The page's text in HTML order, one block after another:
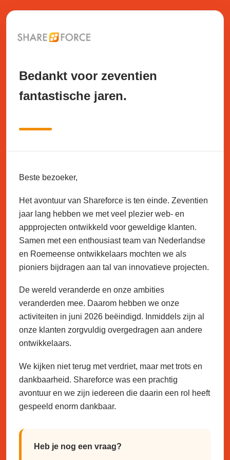
Bedankt voor zeventien
fantastische jaren.
Beste bezoeker,
Het avontuur van Shareforce is ten einde. Zeventien
jaar lang hebben we met veel plezier web- en
appprojecten ontwikkeld voor geweldige klanten.
Samen met een enthousiast team van Nederlandse
en Roemeense ontwikkelaars mochten we als
pioniers bijdragen aan tal van innovatieve projecten.
De wereld veranderde en onze ambities
veranderden mee. Daarom hebben we onze
activiteiten in juni 2026 beëindigd. Inmiddels zijn al
onze klanten zorgvuldig overgedragen aan andere
ontwikkelaars.
We kijken niet terug met verdriet, maar met trots en
dankbaarheid. Shareforce was een prachtig
avontuur en we zijn iedereen die daarin een rol heeft
gespeeld enorm dankbaar.
Heb je nog een vraag?